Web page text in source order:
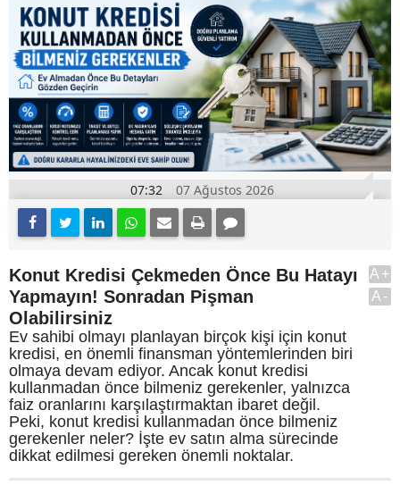
07:32 07 Ağustos 2026
Konut Kredisi Çekmeden Önce Bu Hatayı
Yapmayın! Sonradan Pişman
Olabilirsiniz
Ev sahibi olmayı planlayan birçok kişi için konut
kredisi, en önemli finansman yöntemlerinden biri
olmaya devam ediyor. Ancak konut kredisi
kullanmadan önce bilmeniz gerekenler, yalnızca
faiz oranlarını karşılaştırmaktan ibaret değil.
Peki, konut kredisi kullanmadan önce bilmeniz
gerekenler neler? İşte ev satın alma sürecinde
dikkat edilmesi gereken önemli noktalar.
A+
A-